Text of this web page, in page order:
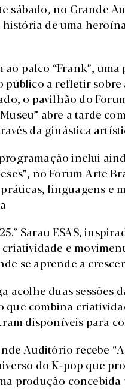
sábado, no Grande
de uma
ao palco “Frank”,
público a refletir
o pavilhão do
abre a tarde
da ginástica
inclui
no Forum Arte
linguagens e
Sarau ESAS,
e
se aprende a
acolhe duas sessões
que combina
disponíveis para
Auditório recebe
do K-pop que
produção